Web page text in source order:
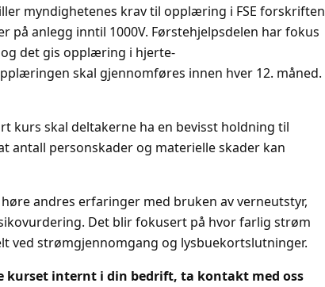
myndighetenes krav til opplæring i FSE forskriften
på anlegg inntil 1000V. Førstehjelpsdelen har fokus
det gis opplæring i hjerte-
skal gjennomføres innen hver 12. måned.
kurs skal deltakerne ha en bevisst holdning til
antall personskader og materielle skader kan
andres erfaringer med bruken av verneutstyr,
Det blir fokusert på hvor farlig strøm
ved strømgjennomgang og lysbuekortslutninger.
kurset internt i din bedrift, ta kontakt med oss